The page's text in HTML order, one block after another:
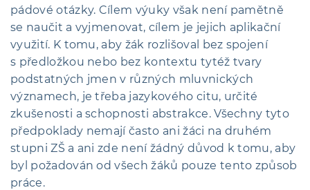
pádové otázky. Cílem výuky však není pamětně
se naučit a vyjmenovat, cílem je jejich aplikační
využití. K tomu, aby žák rozlišoval bez spojení
s předložkou nebo bez kontextu tytéž tvary
podstatných jmen v různých mluvnických
významech, je třeba jazykového citu, určité
zkušenosti a schopnosti abstrakce. Všechny tyto
předpoklady nemají často ani žáci na druhém
stupni ZŠ a ani zde není žádný důvod k tomu, aby
byl požadován od všech žáků pouze tento způsob
práce.